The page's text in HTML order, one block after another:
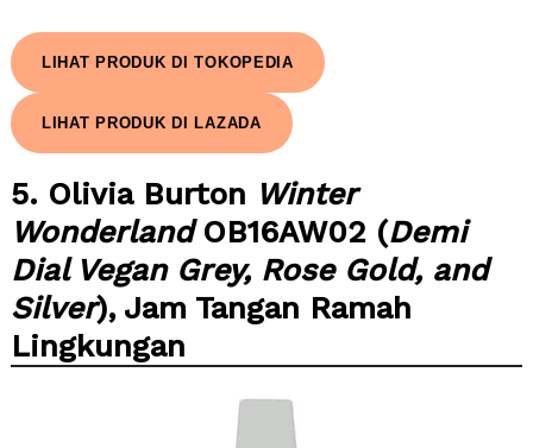
LIHAT PRODUK DI TOKOPEDIA
LIHAT PRODUK DI LAZADA
5. Olivia Burton Winter
WonderlandOB16AW02 (Demi
Dial Vegan Grey, Rose Gold, and
Silver), Jam Tangan Ramah
Lingkungan